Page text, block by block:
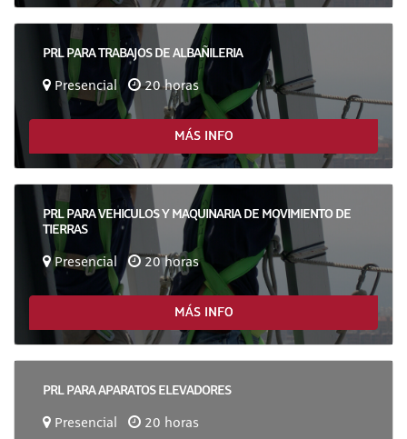
PRL PARA TRABAJOS DE ALBAÑILERIA
Presencial 20 horas
MÁS INFO
PRL PARA VEHICULOS Y MAQUINARIA DE MOVIMIENTO DE
TIERRAS
Presencial 20 horas
MÁS INFO
PRL PARA APARATOS ELEVADORES
Presencial 20 horas